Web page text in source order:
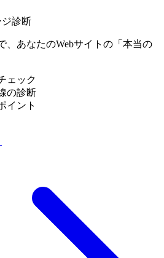
診断
、あなたのWebサイトの「本当の
ェック
の診断
イント